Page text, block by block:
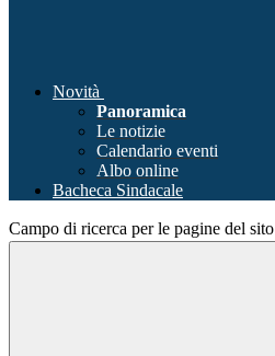
Novità
Panoramica
Le notizie
Calendario eventi
Albo online
Bacheca Sindacale
Campo di ricerca per le pagine del sito